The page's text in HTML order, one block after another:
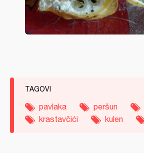
TAGOVI
pavlaka peršun
krastavčići
kulen